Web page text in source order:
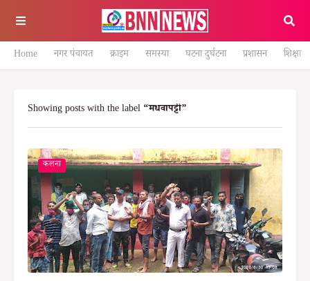
Home नगर पंचायत क्राइम समस्या घटना दुर्घटना प्रशासन शिक्षा
Showing posts with the label मधवापट्टी
कलना